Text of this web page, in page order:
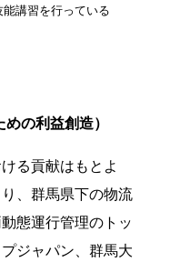
講習を行っている
の利益創造）
る貢献はもとよ
、群馬県下の物流
態運行管理のトッ
ジャパン、群馬大